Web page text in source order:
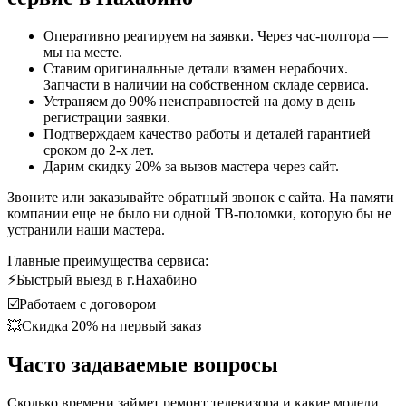
Оперативно реагируем на заявки. Через час-полтора —
мы на месте.
Ставим оригинальные детали взамен нерабочих.
Запчасти в наличии на собственном складе сервиса.
Устраняем до 90% неисправностей на дому в день
регистрации заявки.
Подтверждаем качество работы и деталей гарантией
сроком до 2-х лет.
Дарим скидку 20% за вызов мастера через сайт.
Звоните или заказывайте обратный звонок с сайта. На памяти
компании еще не было ни одной ТВ-поломки, которую бы не
устранили наши мастера.
Главные преимущества сервиса:
⚡Быстрый выезд в г.Нахабино
☑️Работаем с договором
💥Скидка 20% на первый заказ
Часто задаваемые вопросы
Сколько времени займет ремонт телевизора и какие модели